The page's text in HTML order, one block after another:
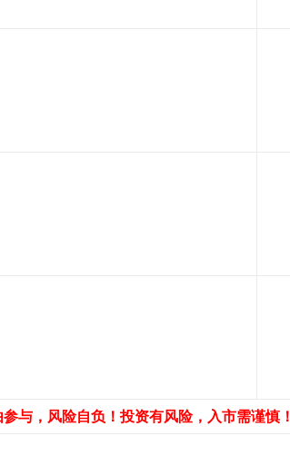
与，风险自负！投资有风险，入市需谨慎！